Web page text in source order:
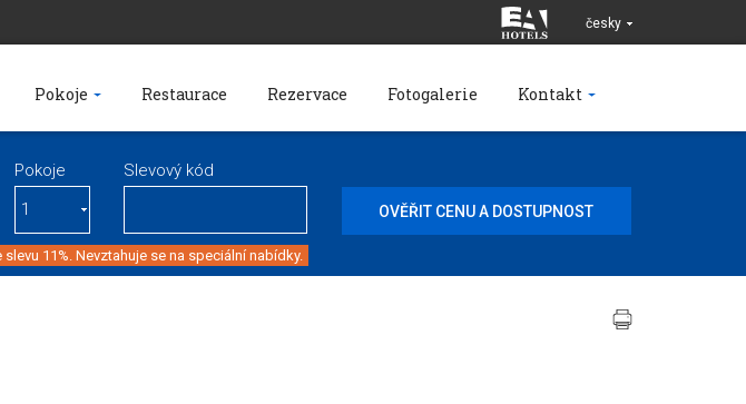
česky
Pokoje Restaurace Rezervace Fotogalerie Kontakt
Pokoje Slevový kód
11%. Nevztahuje se na speciální nabídky.